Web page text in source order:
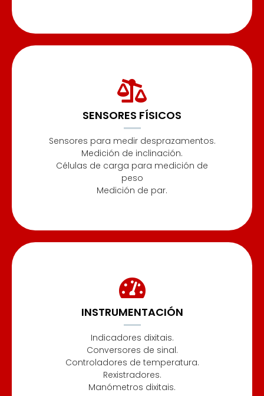
SENSORES FÍSICOS
Sensores para medir desprazamentos.
Medición de inclinación.
Células de carga para medición de
peso
Medición de par.
INSTRUMENTACIÓN
Indicadores dixitais.
Conversores de sinal.
Controladores de temperatura.
Rexistradores.
Manómetros dixitais.